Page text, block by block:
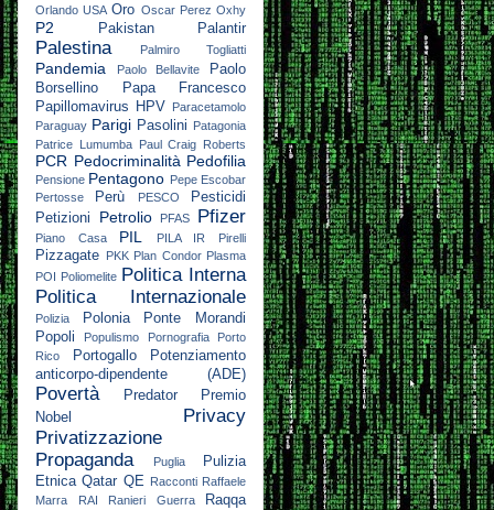
Orlando USA Oro Oscar Perez Oxhy
P2 Pakistan Palantir
Palestina Palmiro Togliatti
Pandemia Paolo Bellavite
Paolo
Borsellino
Papa Francesco
Papillomavirus HPV Paracetamolo
Paraguay Parigi Pasolini Patagonia
Patrice Lumumba
Paul Craig Roberts
PCR Pedocriminalità Pedofilia
Pensione Pentagono Pepe Escobar
Pertosse
Perù PESCO
Pesticidi
Petizioni
Petrolio PFAS Pfizer
Piano Casa PIL PILA IR Pirelli
Pizzagate PKK Plan Condor Plasma
POI Poliomelite Politica Interna
Politica Internazionale
Polizia Polonia
Ponte Morandi
Popoli
Populismo Pornografia
Porto
Rico
Portogallo
Potenziamento
anticorpo-dipendente (ADE)
Povertà Predator
Premio
Nobel
Privacy
Privatizzazione
Propaganda
Puglia
Pulizia
Etnica Qatar QE Racconti Raffaele
Marra
RAI Ranieri Guerra Raqqa